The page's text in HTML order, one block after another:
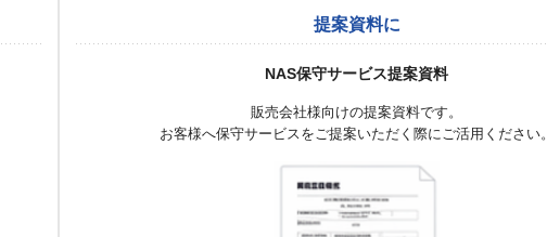
提案資料に
NAS保守サービス提案資料
販売会社様向けの提案資料です。
お客様へ保守サービスをご提案いただく際にご活用ください。